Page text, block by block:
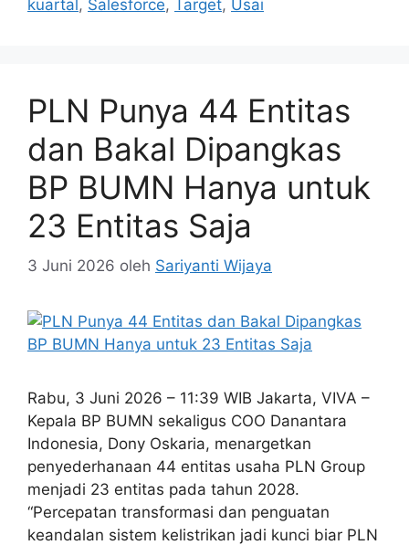
kuartal , Salesforce, Target, Usai
PLN Punya 44 Entitas
dan Bakal Dipangkas
BP BUMN Hanya untuk
23 Entitas Saja
3 Juni 2026 oleh Sariyanti Wijaya
Rabu, 3 Juni 2026 – 11:39 WIB Jakarta, VIVA –
Kepala BP BUMN sekaligus COO Danantara
Indonesia, Dony Oskaria, menargetkan
penyederhanaan 44 entitas usaha PLN Group
menjadi 23 entitas pada tahun 2028.
“Percepatan transformasi dan penguatan
keandalan sistem kelistrikan jadi kunci biar PLN